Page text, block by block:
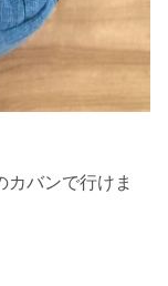
カバンで行けま